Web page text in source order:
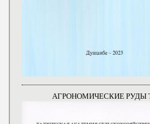
АГРОНОМИЧЕСКИЕ РУДЫ